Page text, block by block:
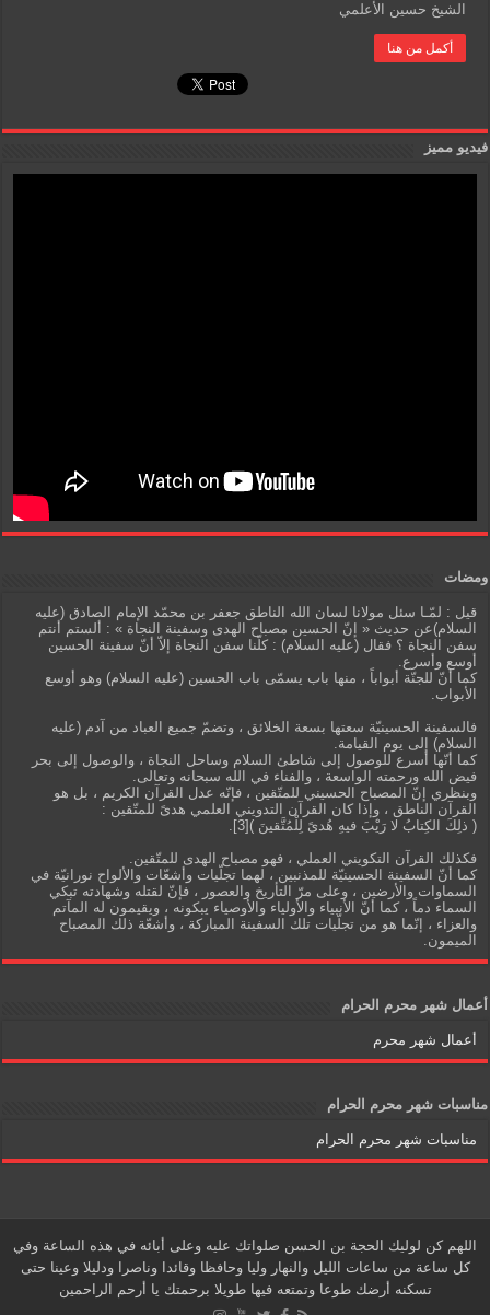
الشيخ حسين الأعلمي
أكمل من هنا
فيديو مميز
ومضات
قيل : لمّـا سئل مولانا لسان الله الناطق جعفر بن محمّد الإمام الصادق (عليه
السلام)عن حديث « إنّ الحسين مصباح الهدى وسفينة النجاة » : ألستم أنتم
سفن النجاة ؟ فقال (عليه السلام) : كلّنا سفن النجاة إلاّ أنّ سفينة الحسين
أوسع وأسرع.
كما أنّ للجنّة أبواباً ، منها باب يسمّى باب الحسين (عليه السلام) وهو أوسع
الأبواب.
فالسفينة الحسينيّة سعتها بسعة الخلائق ، وتضمّ جميع العباد من آدم (عليه
السلام) إلى يوم القيامة.
كما أنّها أسرع للوصول إلى شاطئ السلام وساحل النجاة ، والوصول إلى بحر
فيض الله ورحمته الواسعة ، والفناء في الله سبحانه وتعالى.
وبنظري إنّ المصباح الحسيني للمتّقين ، فإنّه عدل القرآن الكريم ، بل هو
القرآن الناطق ، وإذا كان القرآن التدويني العلمي هدىً للمتّقين :
( ذلِكَ الكِتابُ لا رَيْبَ فيهِ هُدىً لِلْمُتَّقينَ )[3].
فكذلك القرآن التكويني العملي ، فهو مصباح الهدى للمتّقين.
كما أنّ السفينة الحسينيّة للمذنبين ، لهما تجلّيات وأشعّات والألواح نورانيّة في
السماوات والأرضين ، وعلى مرّ التأريخ والعصور ، فإنّ لقتله وشهادته تبكي
السماء دماً ، كما أنّ الأنبياء والأولياء والأوصياء يبكونه ، ويقيمون له المآتم
والعزاء ، إنّما هو من تجلّيات تلك السفينة المباركة ، وأشعّة ذلك المصباح
الميمون.
أعمال شهر محرم الحرام
أعمال شهر محرم
مناسبات شهر محرم الحرام
مناسبات شهر محرم الحرام
اللهم كن لوليك الحجة بن الحسن صلواتك عليه وعلى أبائه في هذه الساعة وفي
كل ساعة من ساعات الليل والنهار وليا وحافظا وقائدا وناصرا ودليلا وعينا حتى
تسكنه أرضك طوعا وتمتعه فيها طويلا برحمتك يا أرحم الراحمين